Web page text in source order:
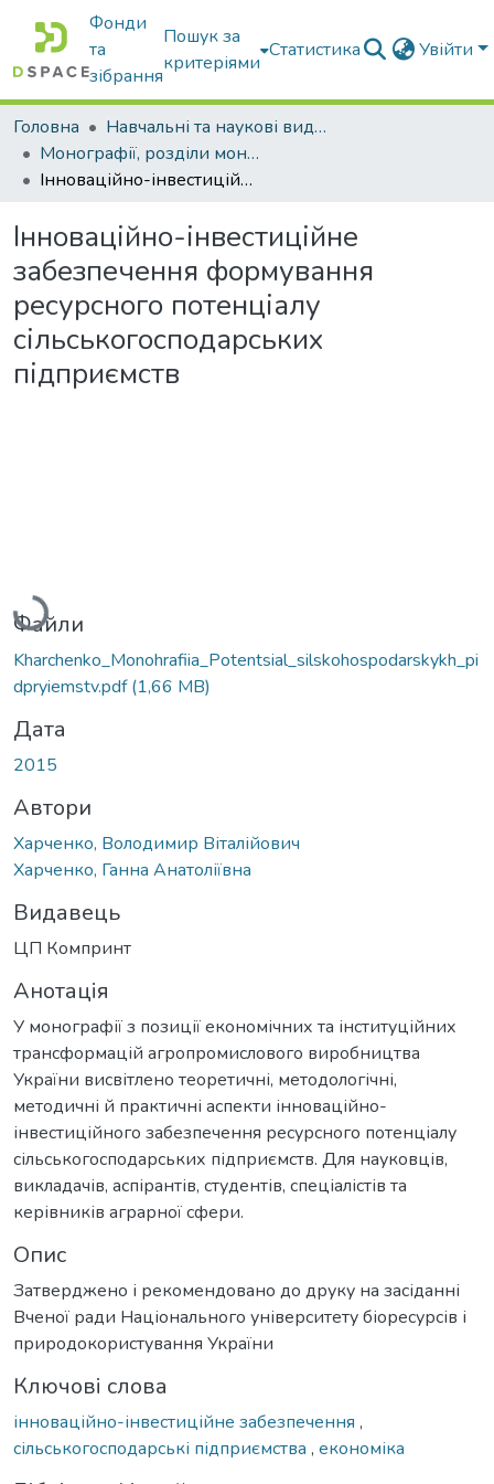
Фонди
та
зібрання
Пошук за
критеріями
Статистика Увійти
Головна
Навчальні та наукові видання
Монографії, розділи монографій, доповіді
Інноваційно-інвестиційне забезпечення формування ресурсного потенціалу сільськогосподарських підприємств
Інноваційно-інвестиційне
забезпечення формування
ресурсного потенціалу
сільськогосподарських
підприємств
Вантажиться...
Файли
Kharchenko_Monohrafiia_Potentsial_silskohospodarskykh_pi
dpryiemstv.pdf(1,66 MB)
Дата
2015
Автори
Харченко, Володимир Віталійович
Харченко, Ганна Анатоліївна
Видавець
ЦП Компринт
Анотація
У монографії з позиції економічних та інституційних
трансформацій агропромислового виробництва
України висвітлено теоретичні, методологічні,
методичні й практичні аспекти інноваційно-
інвестиційного забезпечення ресурсного потенціалу
сільськогосподарських підприємств. Для науковців,
викладачів, аспірантів, студентів, спеціалістів та
керівників аграрної сфери.
Опис
Затверджено і рекомендовано до друку на засіданні
Вченої ради Національного університету біоресурсів і
природокористування України
Ключові слова
інноваційно-інвестиційне забезпечення ,
сільськогосподарські підприємства , економіка